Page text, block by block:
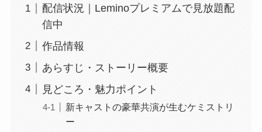
配信状況｜Leminoプレミアムで見放題配
信中
作品情報
あらすじ・ストーリー概要
見どころ・魅力ポイント
新キャストの豪華共演が生むケミストリ
ー